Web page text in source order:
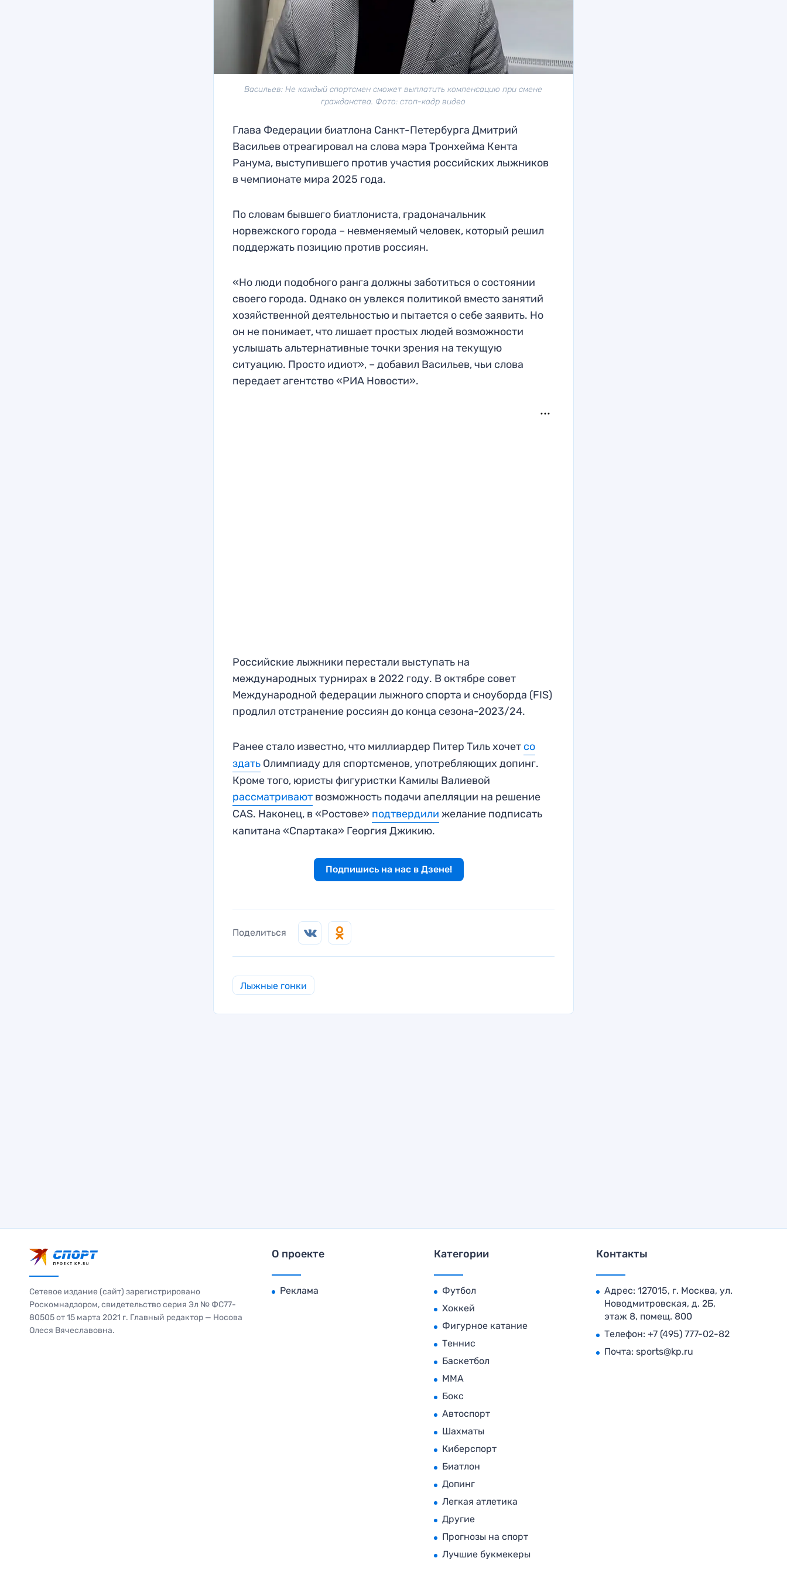
Васильев: Не каждый спортсмен сможет выплатить компенсацию при смене
гражданства. Фото: стоп-кадр видео
Глава Федерации биатлона Санкт-Петербурга Дмитрий
Васильев отреагировал на слова мэра Тронхейма Кента
Ранума, выступившего против участия российских лыжников
в чемпионате мира 2025 года.
По словам бывшего биатлониста, градоначальник
норвежского города – невменяемый человек, который решил
поддержать позицию против россиян.
«Но люди подобного ранга должны заботиться о состоянии
своего города. Однако он увлекся политикой вместо занятий
хозяйственной деятельностью и пытается о себе заявить. Но
он не понимает, что лишает простых людей возможности
услышать альтернативные точки зрения на текущую
ситуацию. Просто идиот», – добавил Васильев, чьи слова
передает агентство «РИА Новости».
Российские лыжники перестали выступать на
международных турнирах в 2022 году. В октябре совет
Международной федерации лыжного спорта и сноуборда (FIS)
продлил отстранение россиян до конца сезона-2023/24.
Ранее стало известно, что миллиардер Питер Тиль хочет со
здать Олимпиаду для спортсменов, употребляющих допинг.
Кроме того, юристы фигуристки Камилы Валиевой
рассматривают возможность подачи апелляции на решение
CAS. Наконец, в «Ростове» подтвердили желание подписать
капитана «Спартака» Георгия Джикию.
Подпишись на нас в Дзене!
Поделиться
Лыжные гонки
Сетевое издание (сайт) зарегистрировано
Роскомнадзором, свидетельство серия Эл № ФС77-
80505 от 15 марта 2021 г. Главный редактор — Носова
Олеся Вячеславовна.
О проекте
Реклама
Категории
Футбол
Хоккей
Фигурное катание
Теннис
Баскетбол
MMA
Бокс
Автоспорт
Шахматы
Киберспорт
Биатлон
Допинг
Легкая атлетика
Другие
Прогнозы на спорт
Лучшие букмекеры
Контакты
Адрес: 127015, г. Москва, ул.
Новодмитровская, д. 2Б,
этаж 8, помещ. 800
Телефон: +7 (495) 777-02-82
Почта: sports@kp.ru